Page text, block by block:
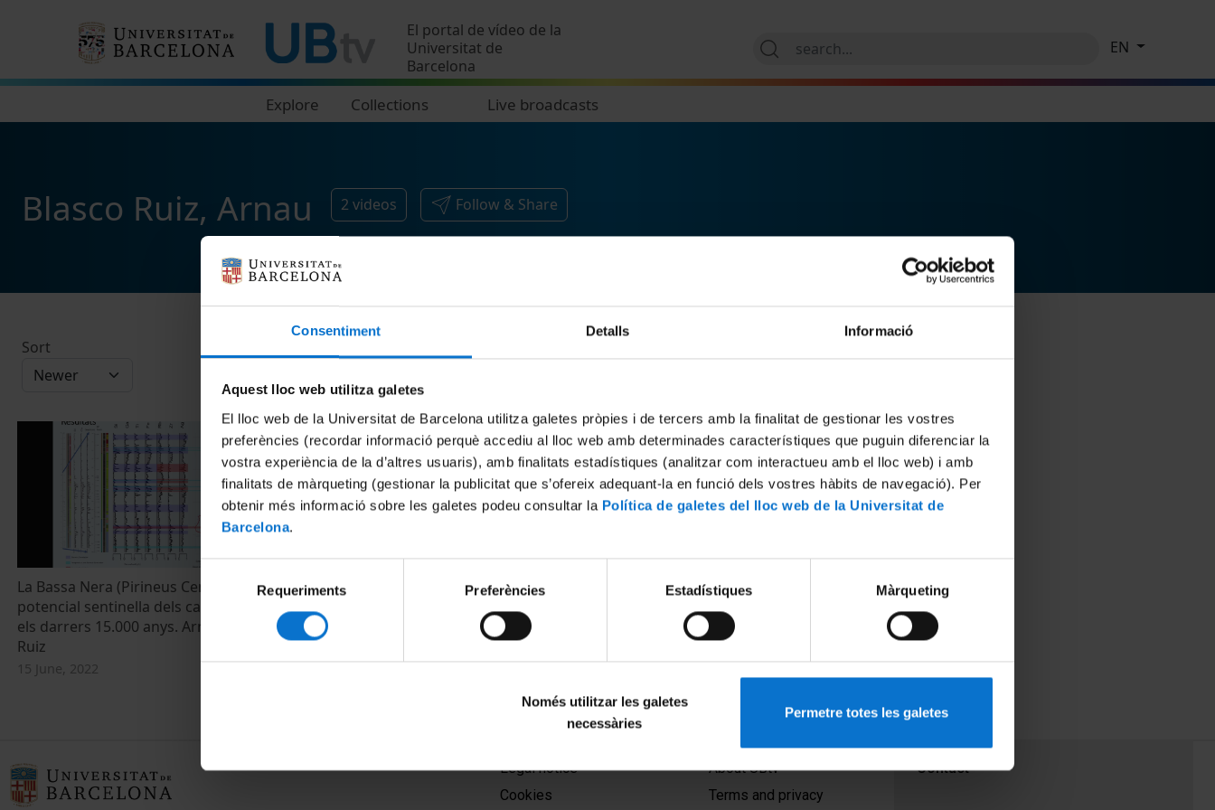
Consentiment Detalls Informació
Aquest lloc web utilitza galetes
El lloc web de la Universitat de Barcelona utilitza galetes pròpies i de tercers amb la finalitat de gestionar les vostres
preferències (recordar informació perquè accediu al lloc web amb determinades característiques que puguin diferenciar la
vostra experiència de la d’altres usuaris), amb finalitats estadístiques (analitzar com interactueu amb el lloc web) i amb
finalitats de màrqueting (gestionar la publicitat que s’ofereix adequant-la en funció dels vostres hàbits de navegació). Per
obtenir més informació sobre les galetes podeu consultar la Política de galetes del lloc web de la Universitat de
Barcelona.
de
consentiment
Requeriments Preferències Estadístiques Màrqueting
Només utilitzar les galetes
necessàries
Permetre totes les galetes
El portal de vídeo de la
Universitat de
Barcelona
Explore Collections Live broadcasts
EN
Blasco Ruiz, Arnau 2 videos Follow & Share
Sort
La Bassa Nera (Pirineus Centrals) com a
potencial sentinella dels canvis climàtics
els darrers 15.000 anys. Arnau Blasco
Ruiz
15 June, 2022
Aigua, territori, clima i societat. Col·loqui
15 June, 2022
Legal notice
Cookies
About UBtv
Terms and privacy
Contact